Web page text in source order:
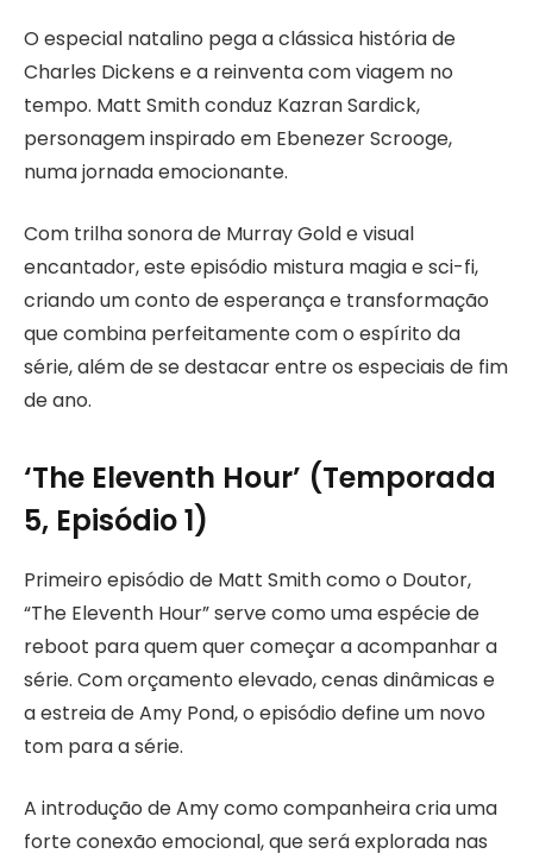
O especial natalino pega a clássica história de
Charles Dickens e a reinventa com viagem no
tempo. Matt Smith conduz Kazran Sardick,
personagem inspirado em Ebenezer Scrooge,
numa jornada emocionante.
Com trilha sonora de Murray Gold e visual
encantador, este episódio mistura magia e sci-fi,
criando um conto de esperança e transformação
que combina perfeitamente com o espírito da
série, além de se destacar entre os especiais de fim
de ano.
‘The Eleventh Hour’ (Temporada
5, Episódio 1)
Primeiro episódio de Matt Smith como o Doutor,
“The Eleventh Hour” serve como uma espécie de
reboot para quem quer começar a acompanhar a
série. Com orçamento elevado, cenas dinâmicas e
a estreia de Amy Pond, o episódio define um novo
tom para a série.
A introdução de Amy como companheira cria uma
forte conexão emocional, que será explorada nas